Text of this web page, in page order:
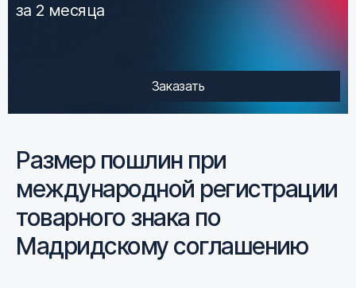
за 2 месяца
Заказать
Размер пошлин при
международной регистрации
товарного знака по
Мадридскому соглашению